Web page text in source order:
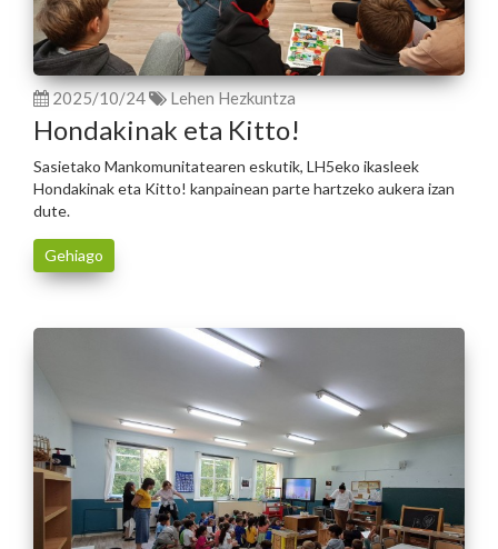
2025/10/24 Lehen Hezkuntza
Hondakinak eta Kitto!
Sasietako Mankomunitatearen eskutik, LH5eko ikasleek
Hondakinak eta Kitto! kanpainean parte hartzeko aukera izan
dute.
Gehiago